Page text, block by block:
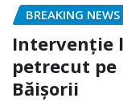
BREAKING NEWS
Intervenție
petrecut
Băișorii